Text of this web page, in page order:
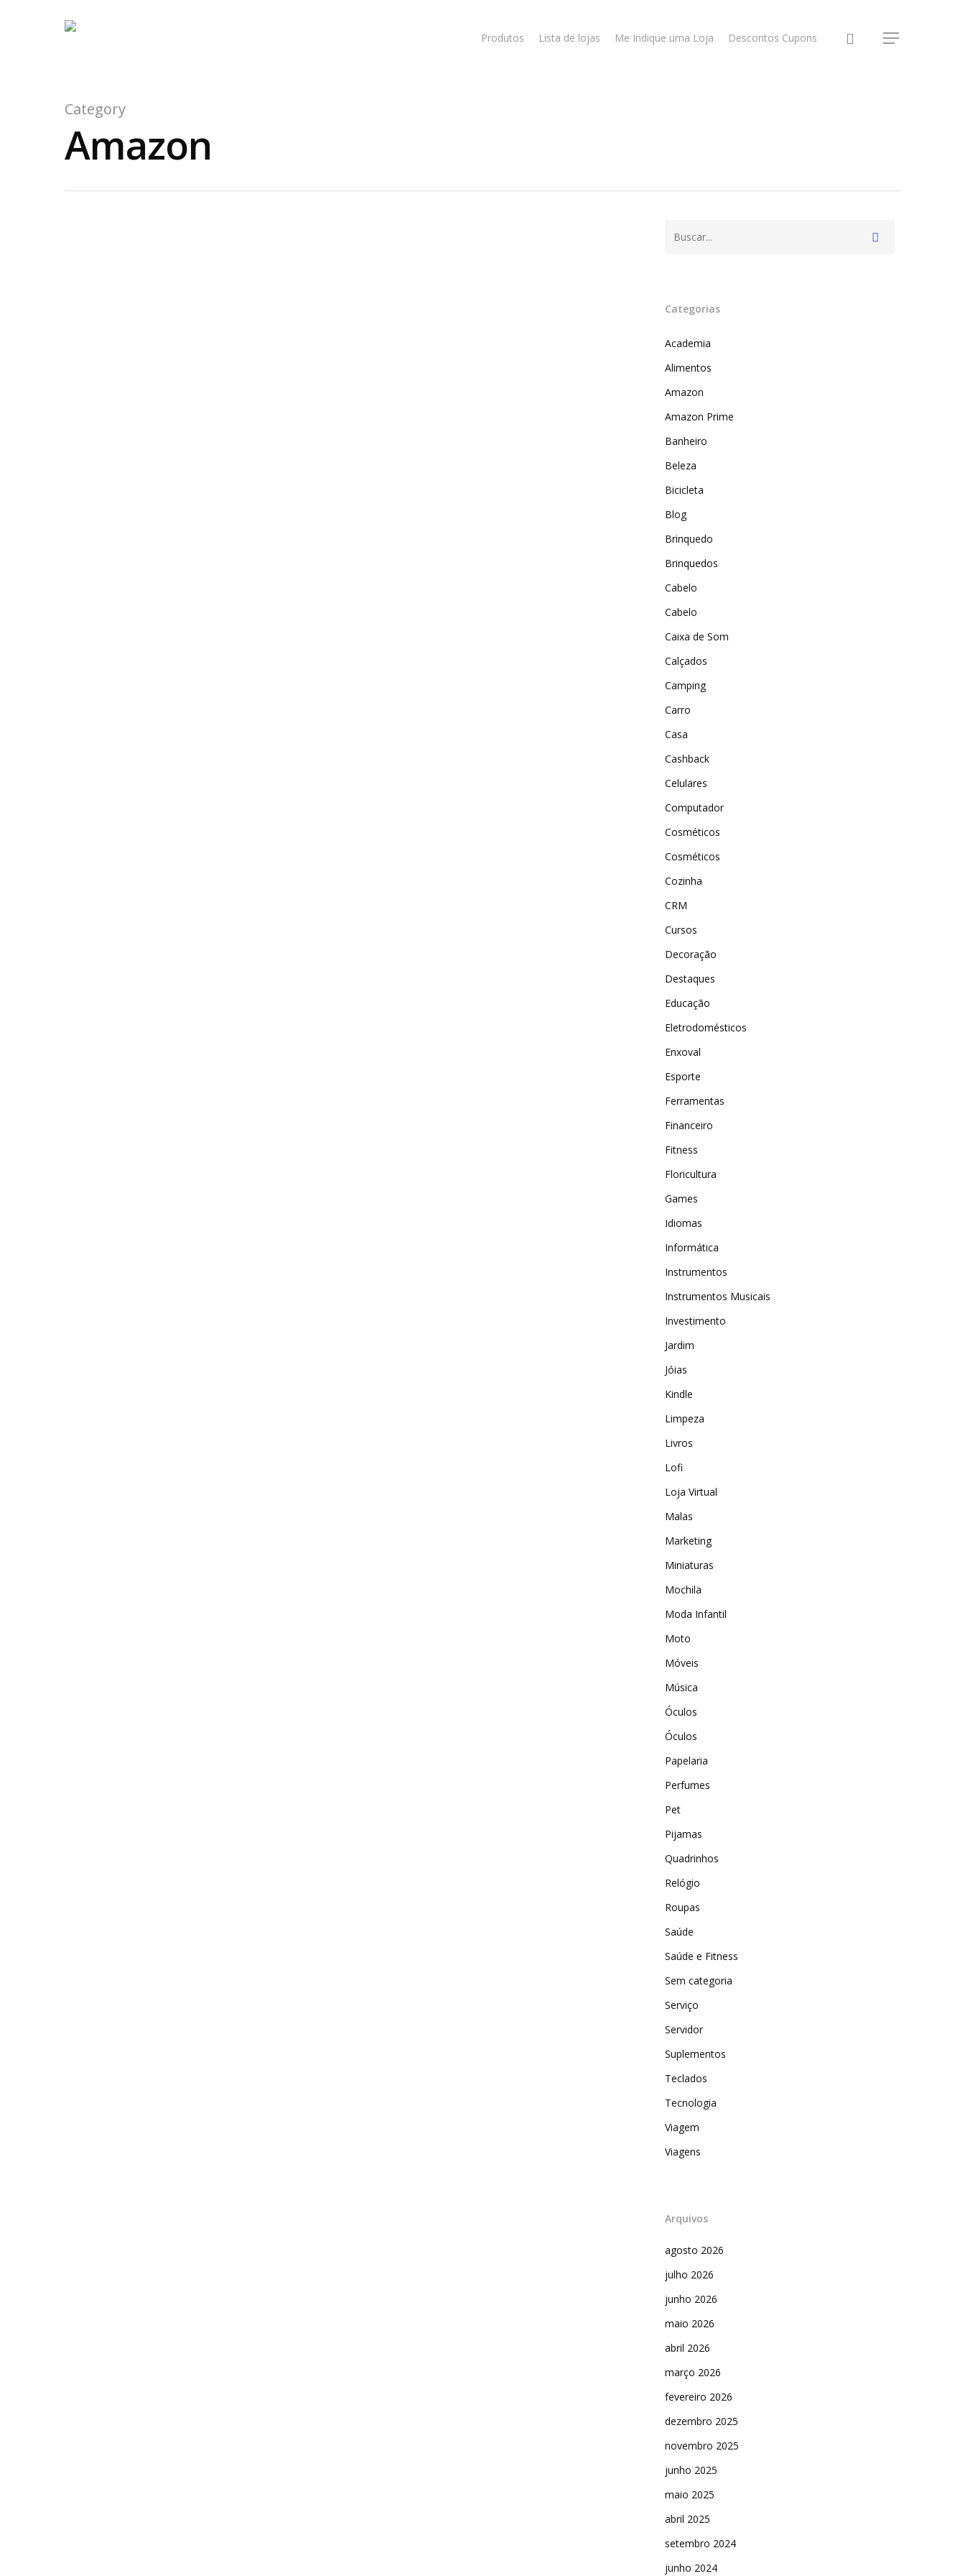
Produtos Lista de lojas Me Indique uma Loja Descontos Cupons
Category
Amazon
Categorias
Academia
Alimentos
Amazon
Amazon Prime
Banheiro
Beleza
Bicicleta
Blog
Brinquedo
Brinquedos
Cabelo
Cabelo
Caixa de Som
Calçados
Camping
Carro
Casa
Cashback
Celulares
Computador
Cosméticos
Cosméticos
Cozinha
CRM
Cursos
Decoração
Destaques
Educação
Eletrodomésticos
Enxoval
Esporte
Ferramentas
Financeiro
Fitness
Floricultura
Games
Idiomas
Informática
Instrumentos
Instrumentos Musicais
Investimento
Jardim
Jóias
Kindle
Limpeza
Livros
Lofi
Loja Virtual
Malas
Marketing
Miniaturas
Mochila
Moda Infantil
Moto
Móveis
Música
Óculos
Óculos
Papelaria
Perfumes
Pet
Pijamas
Quadrinhos
Relógio
Roupas
Saúde
Saúde e Fitness
Sem categoria
Serviço
Servidor
Suplementos
Teclados
Tecnologia
Viagem
Viagens
Arquivos
agosto 2026
julho 2026
junho 2026
maio 2026
abril 2026
março 2026
fevereiro 2026
dezembro 2025
novembro 2025
junho 2025
maio 2025
abril 2025
setembro 2024
junho 2024